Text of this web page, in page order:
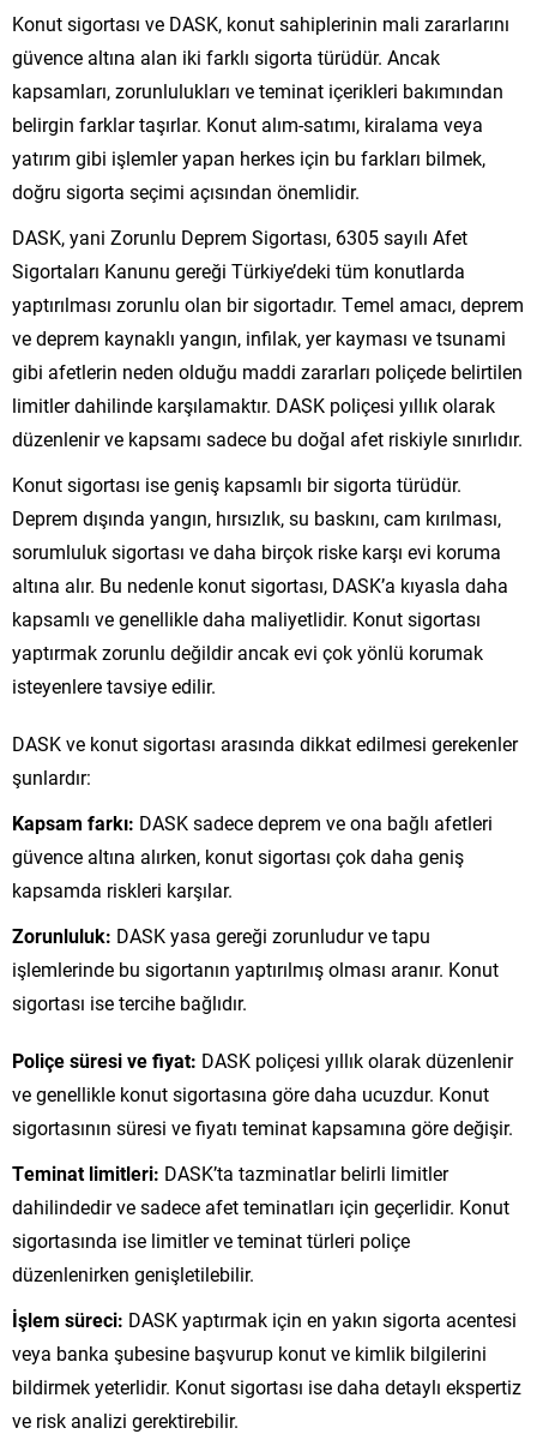
Konut sigortası ve DASK, konut sahiplerinin mali zararlarını
güvence altına alan iki farklı sigorta türüdür. Ancak
kapsamları, zorunlulukları ve teminat içerikleri bakımından
belirgin farklar taşırlar. Konut alım-satımı, kiralama veya
yatırım gibi işlemler yapan herkes için bu farkları bilmek,
doğru sigorta seçimi açısından önemlidir.
DASK, yani Zorunlu Deprem Sigortası, 6305 sayılı Afet
Sigortaları Kanunu gereği Türkiye’deki tüm konutlarda
yaptırılması zorunlu olan bir sigortadır. Temel amacı, deprem
ve deprem kaynaklı yangın, infilak, yer kayması ve tsunami
gibi afetlerin neden olduğu maddi zararları poliçede belirtilen
limitler dahilinde karşılamaktır. DASK poliçesi yıllık olarak
düzenlenir ve kapsamı sadece bu doğal afet riskiyle sınırlıdır.
Konut sigortası ise geniş kapsamlı bir sigorta türüdür.
Deprem dışında yangın, hırsızlık, su baskını, cam kırılması,
sorumluluk sigortası ve daha birçok riske karşı evi koruma
altına alır. Bu nedenle konut sigortası, DASK’a kıyasla daha
kapsamlı ve genellikle daha maliyetlidir. Konut sigortası
yaptırmak zorunlu değildir ancak evi çok yönlü korumak
isteyenlere tavsiye edilir.
DASK ve konut sigortası arasında dikkat edilmesi gerekenler
şunlardır:
Kapsam farkı: DASK sadece deprem ve ona bağlı afetleri
güvence altına alırken, konut sigortası çok daha geniş
kapsamda riskleri karşılar.
Zorunluluk: DASK yasa gereği zorunludur ve tapu
işlemlerinde bu sigortanın yaptırılmış olması aranır. Konut
sigortası ise tercihe bağlıdır.
Poliçe süresi ve fiyat: DASK poliçesi yıllık olarak düzenlenir
ve genellikle konut sigortasına göre daha ucuzdur. Konut
sigortasının süresi ve fiyatı teminat kapsamına göre değişir.
Teminat limitleri: DASK’ta tazminatlar belirli limitler
dahilindedir ve sadece afet teminatları için geçerlidir. Konut
sigortasında ise limitler ve teminat türleri poliçe
düzenlenirken genişletilebilir.
İşlem süreci: DASK yaptırmak için en yakın sigorta acentesi
veya banka şubesine başvurup konut ve kimlik bilgilerini
bildirmek yeterlidir. Konut sigortası ise daha detaylı ekspertiz
ve risk analizi gerektirebilir.